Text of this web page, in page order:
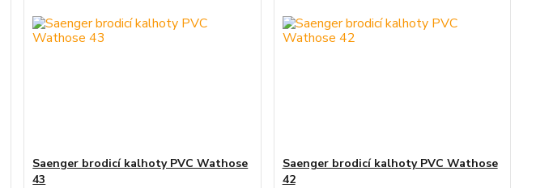
Saenger brodicí kalhoty PVC Wathose
43
Saenger brodicí kalhoty PVC Wathose
42